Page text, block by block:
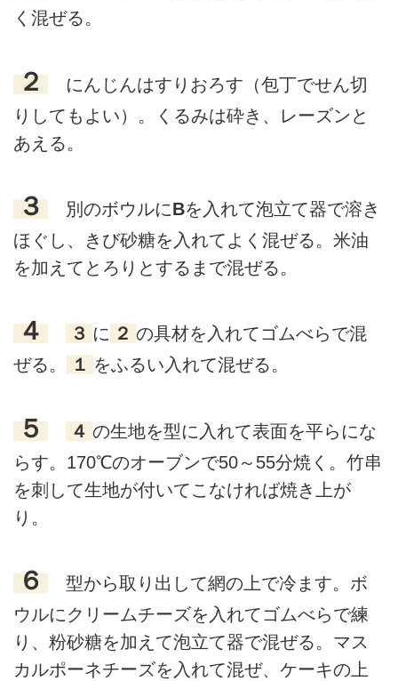
く混ぜる。
２
にんじんはすりおろす（包丁でせん切
りしてもよい）。くるみは砕き、レーズンと
あえる。
３ 別のボウルにBを入れて泡立て器で溶き
ほぐし、きび砂糖を入れてよく混ぜる。米油
を加えてとろりとするまで混ぜる。
４ ３ に ２ の具材を入れてゴムべらで混
ぜる。
１ をふるい入れて混ぜる。
５ ４ の生地を型に入れて表面を平らにな
らす。170℃のオーブンで50～55分焼く。竹串
を刺して生地が付いてこなければ焼き上が
り。
６
型から取り出して網の上で冷ます。ボ
ウルにクリームチーズを入れてゴムべらで練
り、粉砂糖を加えて泡立て器で混ぜる。マス
カルポーネチーズを入れて混ぜ、ケーキの上